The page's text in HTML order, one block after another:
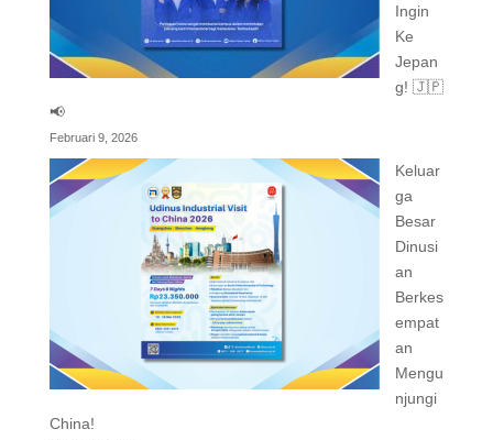
Ingin
Ke
Jepan
g! 🇯🇵
📢
Februari 9, 2026
Keluar
ga
Besar
Dinusi
an
Berkes
empat
an
Mengu
njungi
China!